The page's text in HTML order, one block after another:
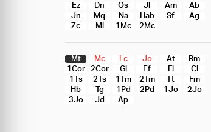
Ez
Dn Os Jl Am
Ab
Jn
Mq Na Hab Sf
Ag
Zc
Ml 1Mc 2Mc
Mt Mc Lc Jo At
Rm
1Cor
2Cor Gl Ef Fl
Cl
1Ts
2Ts 1Tm 2Tm Tt
Fm
Hb
Tg 1Pd 2Pd 1Jo
2Jo
3Jo
Jd Ap